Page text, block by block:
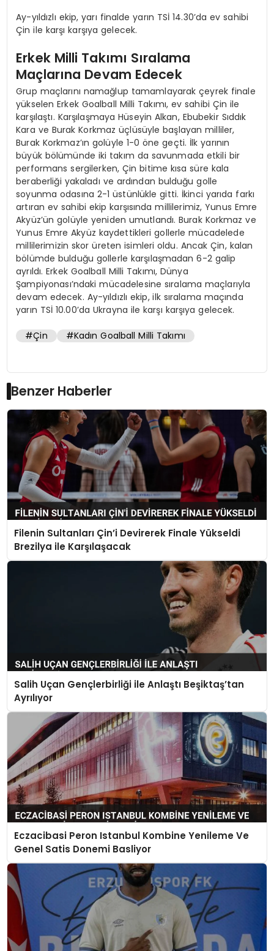
Ay-yıldızlı ekip, yarı finalde yarın TSİ 14.30’da ev sahibi
Çin ile karşı karşıya gelecek.
Erkek Milli Takımı Sıralama
Maçlarına Devam Edecek
Grup maçlarını namağlup tamamlayarak çeyrek finale
yükselen Erkek Goalball Milli Takımı, ev sahibi Çin ile
karşılaştı. Karşılaşmaya Hüseyin Alkan, Ebubekir Sıddık
Kara ve Burak Korkmaz üçlüsüyle başlayan milliler,
Burak Korkmaz’ın golüyle 1-0 öne geçti. İlk yarının
büyük bölümünde iki takım da savunmada etkili bir
performans sergilerken, Çin bitime kısa süre kala
beraberliği yakaladı ve ardından bulduğu golle
soyunma odasına 2-1 üstünlükle gitti. İkinci yarıda farkı
artıran ev sahibi ekip karşısında millilerimiz, Yunus Emre
Akyüz’ün golüyle yeniden umutlandı. Burak Korkmaz ve
Yunus Emre Akyüz kaydettikleri gollerle mücadelede
millilerimizin skor üreten isimleri oldu. Ancak Çin, kalan
bölümde bulduğu gollerle karşılaşmadan 6-2 galip
ayrıldı. Erkek Goalball Milli Takımı, Dünya
Şampiyonası’ndaki mücadelesine sıralama maçlarıyla
devam edecek. Ay-yıldızlı ekip, ilk sıralama maçında
yarın TSİ 10.00’da Ukrayna ile karşı karşıya gelecek.
#Çin #Kadın Goalball Milli Takımı
Benzer Haberler
Filenin Sultanları Çin’i Devirerek Finale Yükseldi
Brezilya ile Karşılaşacak
Salih Uçan Gençlerbirliği ile Anlaştı Beşiktaş’tan
Ayrılıyor
Eczacibasi Peron Istanbul Kombine Yenileme Ve
Genel Satis Donemi Basliyor